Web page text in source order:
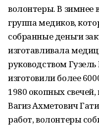
волонтеры. В зимнее
группа медиков,
собранные деньги
изготавливала
руководством
изготовили более
1980 окопных
Вагиз Ахметович
работ, волонтеры